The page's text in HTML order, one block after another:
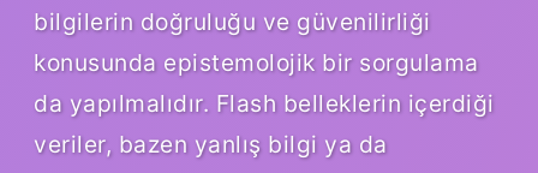
bilgilerin doğruluğu ve güvenilirliği
konusunda epistemolojik bir sorgulama
da yapılmalıdır. Flash belleklerin içerdiği
veriler, bazen yanlış bilgi ya da